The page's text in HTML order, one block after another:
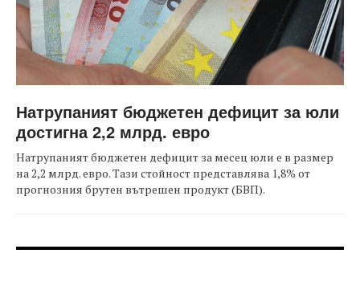
Натрупаният бюджетен дефицит за юли
достигна 2,2 млрд. евро
Натрупаният бюджетен дефицит за месец юли е в размер
на 2,2 млрд. евро. Тази стойност представлява 1,8% от
прогнозния брутен вътрешен продукт (БВП).